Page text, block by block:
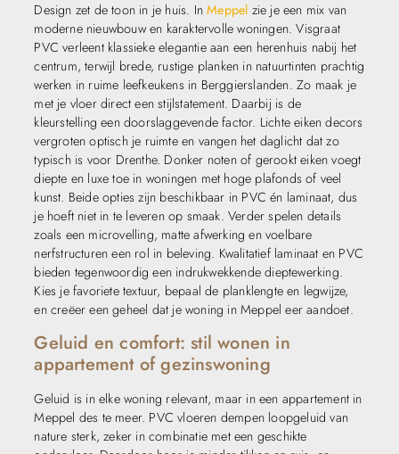
Design zet de toon in je huis. InMeppel zie je een mix van
moderne nieuwbouw en karaktervolle woningen. Visgraat
PVC verleent klassieke elegantie aan een herenhuis nabij het
centrum, terwijl brede, rustige planken in natuurtinten prachtig
werken in ruime leefkeukens in Berggierslanden. Zo maak je
met je vloer direct een stijlstatement. Daarbij is de
kleurstelling een doorslaggevende factor. Lichte eiken decors
vergroten optisch je ruimte en vangen het daglicht dat zo
typisch is voor Drenthe. Donker noten of gerookt eiken voegt
diepte en luxe toe in woningen met hoge plafonds of veel
kunst. Beide opties zijn beschikbaar in PVC én laminaat, dus
je hoeft niet in te leveren op smaak. Verder spelen details
zoals een microvelling, matte afwerking en voelbare
nerfstructuren een rol in beleving. Kwalitatief laminaat en PVC
bieden tegenwoordig een indrukwekkende dieptewerking.
Kies je favoriete textuur, bepaal de planklengte en legwijze,
en creëer een geheel dat je woning in Meppel eer aandoet.
Geluid en comfort: stil wonen in
appartement of gezinswoning
Geluid is in elke woning relevant, maar in een appartement in
Meppel des te meer. PVC vloeren dempen loopgeluid van
nature sterk, zeker in combinatie met een geschikte